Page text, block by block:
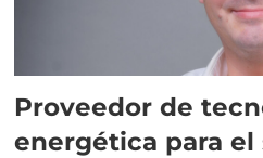
Proveedor de
energética para el